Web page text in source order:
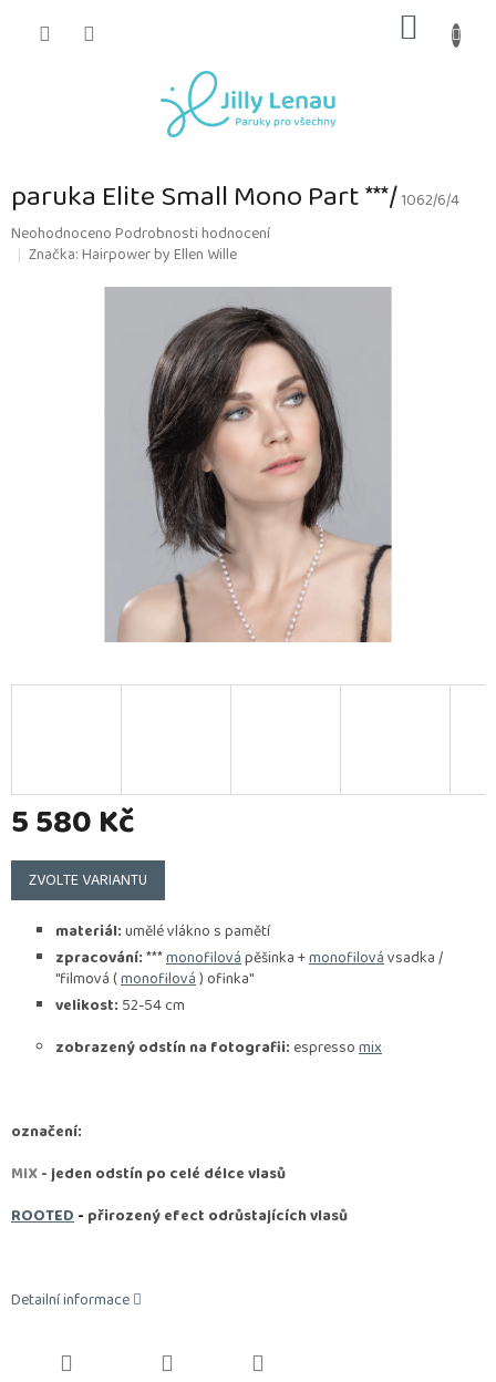
KOŠÍK
paruka Elite Small Mono Part ***/1062/6/4
Průměrné
hodnocení
NeohodnocenoPodrobnosti hodnocení
Značka:Hairpower by Ellen Wille
5 580 Kč
Měrná
cena:
ZVOLTE VARIANTU
materiál:umělé vlákno s pamětí
zpracování:***monofilovápěšinka +monofilovávsadka /
"filmová (monofilová) ofinka"
velikost: 52-54 cm
zobrazený odstín na fotografii: espressomix
označení:
MIX- jeden odstín po celé délce vlasů
ROOTED- přirozený efect odrůstajících vlasů
Detailní informace